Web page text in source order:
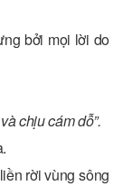
bởi mọi lời do
chịu cám dỗ”.
rời vùng sông